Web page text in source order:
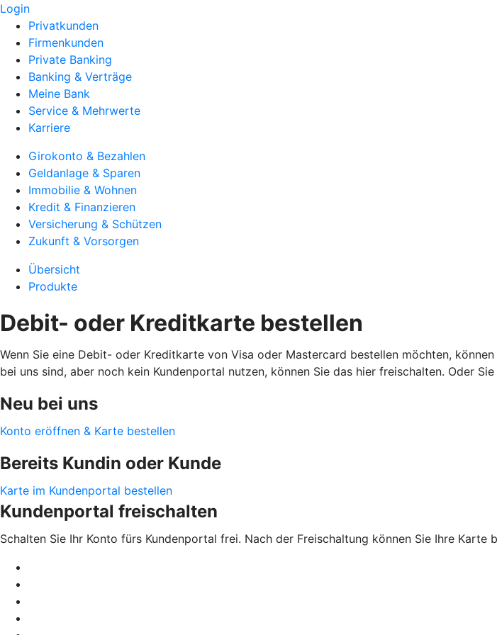
Login
Privatkunden
Firmenkunden
Private Banking
Banking & Verträge
Meine Bank
Service & Mehrwerte
Karriere
Girokonto & Bezahlen
Geldanlage & Sparen
Immobilie & Wohnen
Kredit & Finanzieren
Versicherung & Schützen
Zukunft & Vorsorgen
Übersicht
Produkte
Debit- oder Kreditkarte bestellen
Wenn Sie eine Debit- oder Kreditkarte von Visa oder Mastercard bestellen möchten,
bei uns sind, aber noch kein Kundenportal nutzen, können Sie das hier freischalten. Oder
Neu bei uns
Konto eröffnen & Karte bestellen
Bereits Kundin oder Kunde
Karte im Kundenportal bestellen
Kundenportal freischalten
Schalten Sie Ihr Konto fürs Kundenportal frei. Nach der Freischaltung können Sie Ihre Karte